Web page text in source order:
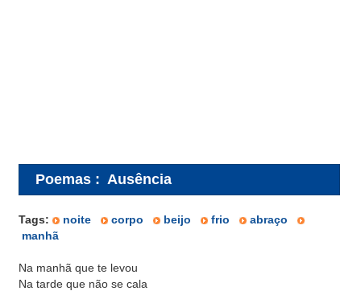
Poemas : Ausência
Tags: noite corpo beijo frio
abraço
manhã
Na manhã que te levou
Na tarde que não se cala